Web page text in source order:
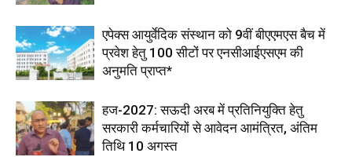
एपेक्स आयुर्वेदिक संस्थान को 9वीं बीएएमएस बैच में
प्रवेश हेतु 100 सीटों पर एनसीआईएसएम की
अनुमति प्राप्त*
हज-2027: सऊदी अरब में प्रतिनियुक्ति हेतु
सरकारी कर्मचारियों से आवेदन आमंत्रित, अंतिम
तिथि 10 अगस्त